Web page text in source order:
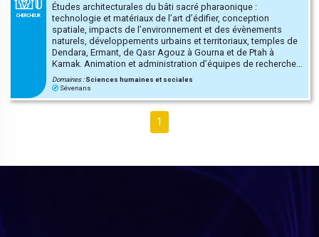
CHERCHEUR
Études architecturales du bâti sacré pharaonique :
technologie et matériaux de l’art d’édifier, conception
spatiale, impacts de l’environnement et des évènements
naturels, développements urbains et territoriaux, temples de
Dendara, Ermant, de Qasr Agouz à Gourna et de Ptah à
Karnak. Animation et administration d’équipes de recherche
pluri-disciplinaires et pluri-nationales sur le terrain
archéologique égyptien.
Domaines :Sciences humaines et sociales
Sévenans
1